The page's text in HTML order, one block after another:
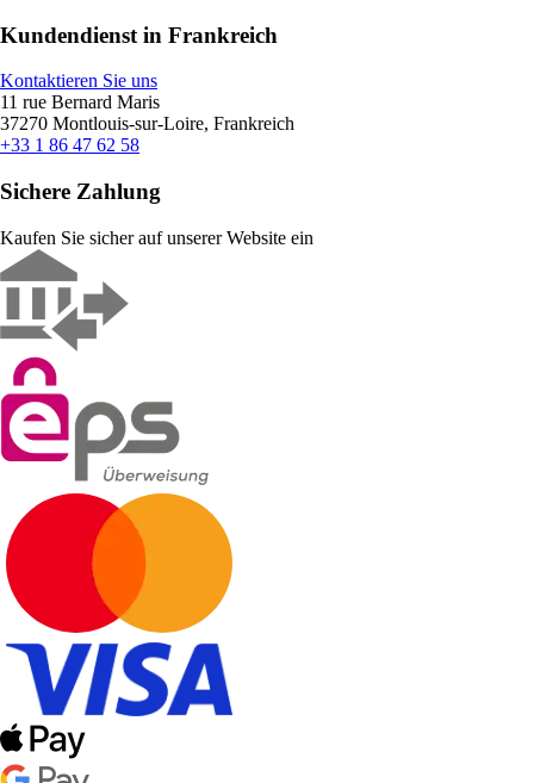
Kundendienst in Frankreich
Kontaktieren Sie uns
11 rue Bernard Maris
37270 Montlouis-sur-Loire, Frankreich
+33 1 86 47 62 58
Sichere Zahlung
Kaufen Sie sicher auf unserer Website ein